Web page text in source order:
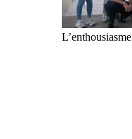
L’enthousiasme